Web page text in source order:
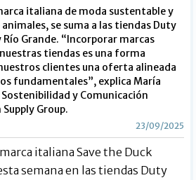
italiana de moda sustentable y
se suma a las tiendas Duty
Río Grande. “Incorporar marcas
tiendas es una forma
clientes una oferta alineada
fundamentales”, explica María
y Comunicación
Group.
23/09/2025
italiana Save the Duck
semana en las tiendas Duty